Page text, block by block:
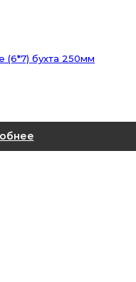
(6*7) бухта 250мм